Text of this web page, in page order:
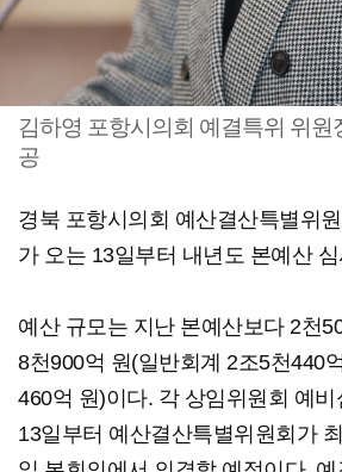
김하영 포항시의회 예결특위 위원
공
경북 포항시의회 예산결산특별위
가 오는 13일부터 내년도 본예산
예산 규모는 지난 본예산보다 2천
8천900억 원(일반회계 2조5천440
460억 원)이다. 각 상임위원회 예
13일부터 예산결산특별위원회가